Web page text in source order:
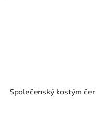
Společenský kostým